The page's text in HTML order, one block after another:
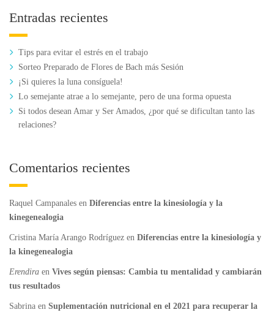
Entradas recientes
Tips para evitar el estrés en el trabajo
Sorteo Preparado de Flores de Bach más Sesión
¡Si quieres la luna consíguela!
Lo semejante atrae a lo semejante, pero de una forma opuesta
Si todos desean Amar y Ser Amados, ¿por qué se dificultan tanto las
relaciones?
Comentarios recientes
Raquel Campanales en Diferencias entre la kinesiología y la
kinegenealogia
Cristina María Arango Rodríguez en Diferencias entre la kinesiología y
la kinegenealogia
Erendira en Vives según piensas: Cambia tu mentalidad y cambiarán
tus resultados
Sabrina en Suplementación nutricional en el 2021 para recuperar la